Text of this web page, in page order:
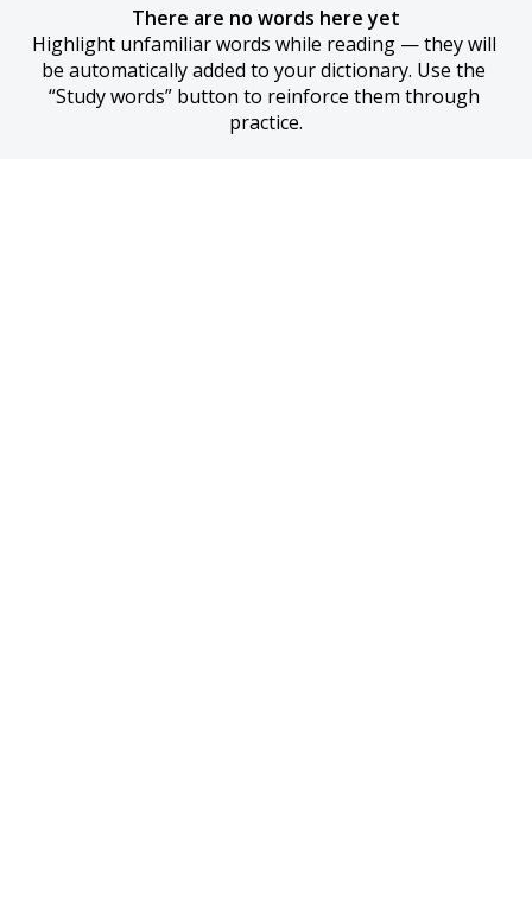
There are no words here yet
Highlight unfamiliar words while reading — they will
be automatically added to your dictionary. Use the
“Study words” button to reinforce them through
practice.